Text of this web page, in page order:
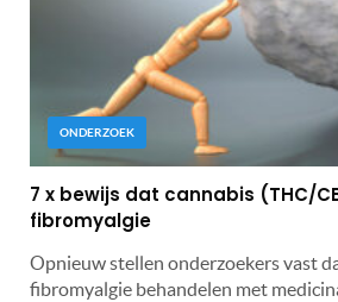
ONDERZOEK
7 x bewijs dat cannabis (THC/
fibromyalgie
Opnieuw stellen onderzoekers vast
fibromyalgie behandelen met